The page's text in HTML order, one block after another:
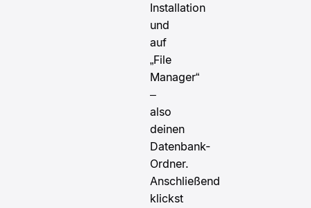
Installation
und
auf
„File
Manager“
–
also
deinen
Datenbank-
Ordner.
Anschließend
klickst